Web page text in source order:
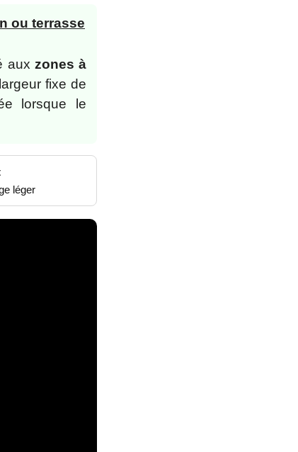
ou terrasse
aux zones à
fixe de
lorsque le
léger